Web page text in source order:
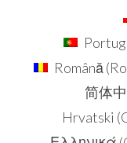
Română(
简体
Hrvatski (